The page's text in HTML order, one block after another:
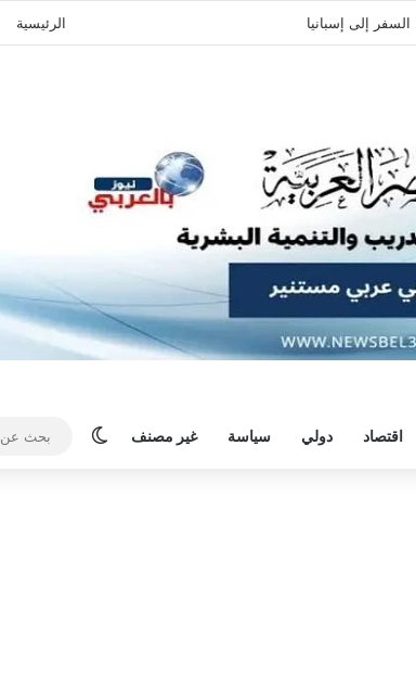
إلى إسبانيا الرئيسية
اقتصاد دولي سياسة غير مصنف الوضع المظلم